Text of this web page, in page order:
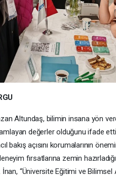
Altundaş, bilimin insana yön
değerler olduğunu ifade
açısını korumalarının
fırsatlarına zemin
“Üniversite Eğitimi ve Bilimsel